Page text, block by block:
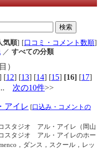
気順] [ 口コミ・コメント数順]
／ すべての分類
）
[12] [13] [14] [15] [16] [17]
次の10件>>
アイレ [口込み・コメントの
スタジオ アル・アイレ（岡山
スタジオ アル・アイレのホー
，ダンス，スクール，レッ